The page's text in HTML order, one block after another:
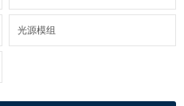
光源模组